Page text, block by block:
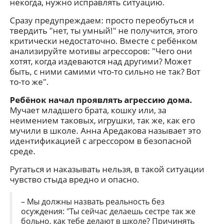
Сразу предупреждаем: просто переобуться и
твердить "нет, ты умный!" не получится, этого
критически недостаточно. Вместе с ребёнком
анализируйте мотивы агрессоров: "Чего они
хотят, когда издеваются над другими? Может
быть, с ними самими что-то сильно не так? Вот
то-то же".
Ребёнок начал проявлять агрессию дома.
Мучает младшего брата, кошку или, за
неимением таковых, игрушки, так же, как его
мучили в школе. Анна Аредакова называет это
идентификацией с агрессором в безопасной
среде.
Ругаться и наказывать нельзя, в такой ситуации
чувство стыда вредно и опасно.
– Мы должны назвать реальность без
осуждения: "Ты сейчас делаешь сестре так же
больно, как тебе делают в школе? Причинять